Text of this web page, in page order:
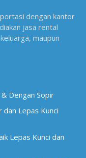
dengan kantor
jasa rental
maupun
Dengan Sopir
dan Lepas Kunci
Lepas Kunci dan